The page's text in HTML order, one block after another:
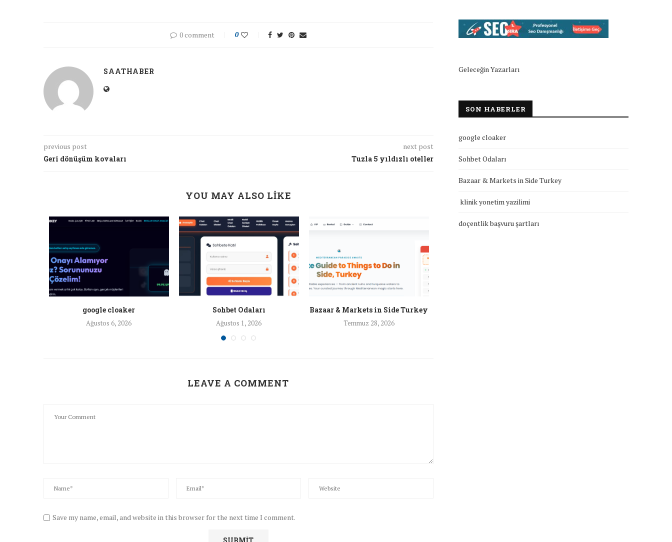
0 comment 0
SAATHABER
previous post
Geri dönüşüm kovaları
next post
Tuzla 5 yıldızlı oteller
YOU MAY ALSO LIKE
google cloaker
Ağustos 6, 2026
Sohbet Odaları
Ağustos 1, 2026
Bazaar & Markets in Side Turkey
Temmuz 28, 2026
LEAVE A COMMENT
Save my name, email, and website in this browser for the next time I comment.
Geleceğin Yazarları
SON HABERLER
google cloaker
Sohbet Odaları
Bazaar & Markets in Side Turkey
klinik yonetim yazilimi
doçentlik başvuru şartları